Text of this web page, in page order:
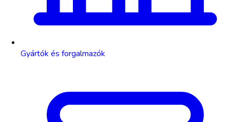
Gyártók és forgalmazók